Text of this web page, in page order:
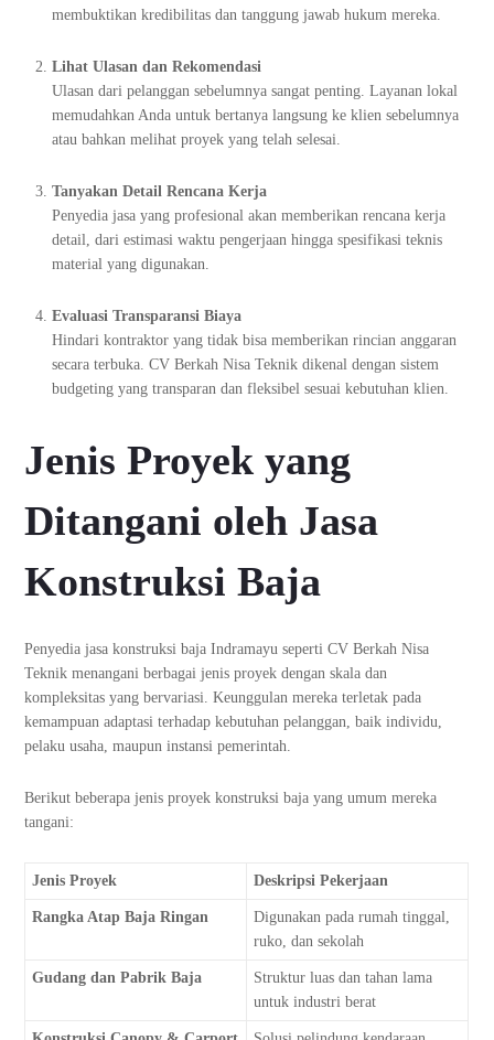
membuktikan kredibilitas dan tanggung jawab hukum mereka.
Lihat Ulasan dan Rekomendasi
Ulasan dari pelanggan sebelumnya sangat penting. Layanan lokal
memudahkan Anda untuk bertanya langsung ke klien sebelumnya
atau bahkan melihat proyek yang telah selesai.
Tanyakan Detail Rencana Kerja
Penyedia jasa yang profesional akan memberikan rencana kerja
detail, dari estimasi waktu pengerjaan hingga spesifikasi teknis
material yang digunakan.
Evaluasi Transparansi Biaya
Hindari kontraktor yang tidak bisa memberikan rincian anggaran
secara terbuka. CV Berkah Nisa Teknik dikenal dengan sistem
budgeting yang transparan dan fleksibel sesuai kebutuhan klien.
Jenis Proyek yang
Ditangani oleh Jasa
Konstruksi Baja
Penyedia jasa konstruksi baja Indramayu seperti CV Berkah Nisa
Teknik menangani berbagai jenis proyek dengan skala dan
kompleksitas yang bervariasi. Keunggulan mereka terletak pada
kemampuan adaptasi terhadap kebutuhan pelanggan, baik individu,
pelaku usaha, maupun instansi pemerintah.
Berikut beberapa jenis proyek konstruksi baja yang umum mereka
tangani:
Jenis Proyek Deskripsi Pekerjaan
Rangka Atap Baja Ringan
Digunakan pada rumah tinggal,
ruko, dan sekolah
Gudang dan Pabrik Baja
Struktur luas dan tahan lama
untuk industri berat